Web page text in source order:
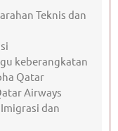
Teknis dan
Qatar
Airways
dan